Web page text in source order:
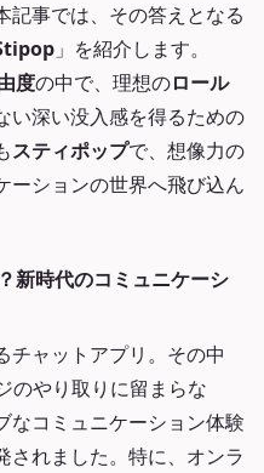
記事では、その答えとなる
」を紹介します。
度の中で、理想のロール
い深い没入感を得るための
スティポップで、想像力の
ーションの世界へ飛び込ん
新時代のコミュニケーシ
チャットアプリ。その中
のやり取りに留まらな
なコミュニケーション体験
されました。特に、オンラ